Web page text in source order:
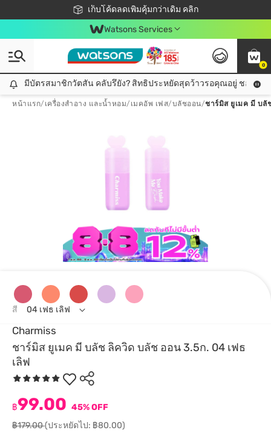
เก็บโค้ดลดเพิ่มคุ้มกว่าเดิม คลิก
ชอปออนไลน์ครั้งแรก ลดเพิ่มจุก ๆ 10%! 🎉
📦ส่งฟรี! เมื่อชอป 499฿
สมาชิกวัตสัน คลับดียังไง?
Watsons Services
0
มีบัตรสมาชิกวัตสัน คลับรึยัง? สิทธิประหยัดสุดว้าวรอคุณอยู่ ชอปคุ้มกว่าเดิม คลิก!
มีบัตรสมาชิกวัตสัน คลับรึยัง? สิทธิประหยัดสุดว้าวรอคุณอยู่ ชอปคุ้มก
หน้าแรก/ เครื่องสำอาง และน้ำหอม/ เมคอัพ เฟส/บลัชออน/ชาร์มิส ยูเมค มี บลั
Charmiss
ชาร์มิส ยูเมค มี บลัช ลิควิด บลัช ออน 3.5ก. 04 เฟธ
เลิฟ
฿99.00 45% OFF
฿179.00(ประหยัดไป: ฿80.00)
สี 04 เฟธ เลิฟ